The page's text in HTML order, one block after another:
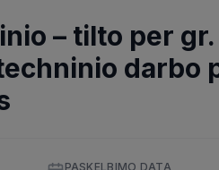
– tilto per
darbo
PASKELBIMO DATA